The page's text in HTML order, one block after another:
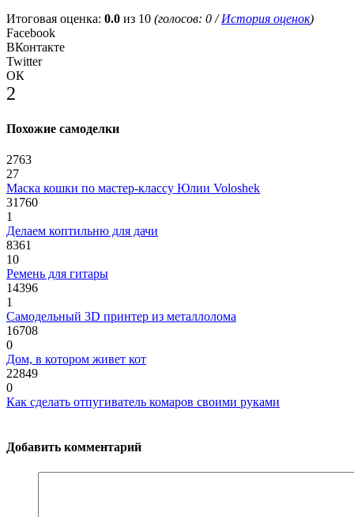
Итоговая оценка: 0.0 из 10 (голосов: 0/История оценок)
Facebook
ВКонтакте
Twitter
ОК
2
Похожие самоделки
2763
27
Маска кошки по мастер-классу Юлии Voloshek
31760
1
Делаем коптильню для дачи
8361
10
Ремень для гитары
14396
1
Самодельный 3D принтер из металлолома
16708
0
Дом, в котором живет кот
22849
0
Как сделать отпугиватель комаров своими руками
Добавить комментарий